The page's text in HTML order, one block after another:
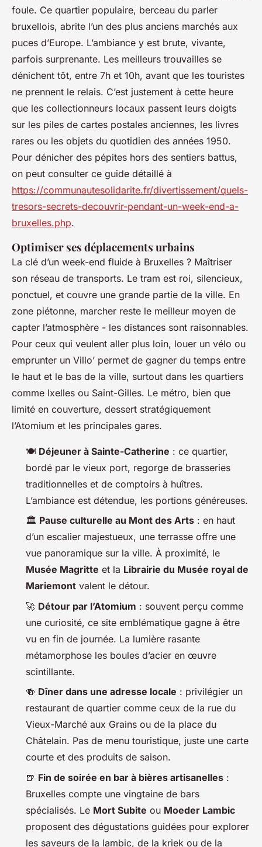
foule. Ce quartier populaire, berceau du parler
bruxellois, abrite l’un des plus anciens marchés aux
puces d’Europe. L’ambiance y est brute, vivante,
parfois surprenante. Les meilleurs trouvailles se
dénichent tôt, entre 7h et 10h, avant que les touristes
ne prennent le relais. C’est justement à cette heure
que les collectionneurs locaux passent leurs doigts
sur les piles de cartes postales anciennes, les livres
rares ou les objets du quotidien des années 1950.
Pour dénicher des pépites hors des sentiers battus,
on peut consulter ce guide détaillé à
https://communautesolidarite.fr/divertissement/quels-
tresors-secrets-decouvrir-pendant-un-week-end-a-
bruxelles.php.
Optimiser ses déplacements urbains
La clé d’un week-end fluide à Bruxelles ? Maîtriser
son réseau de transports. Le tram est roi, silencieux,
ponctuel, et couvre une grande partie de la ville. En
zone piétonne, marcher reste le meilleur moyen de
capter l’atmosphère - les distances sont raisonnables.
Pour ceux qui veulent aller plus loin, louer un vélo ou
emprunter un Villo’ permet de gagner du temps entre
le haut et le bas de la ville, surtout dans les quartiers
comme Ixelles ou Saint-Gilles. Le métro, bien que
limité en couverture, dessert stratégiquement
l’Atomium et les principales gares.
🍽️ Déjeuner à Sainte-Catherine : ce quartier,
bordé par le vieux port, regorge de brasseries
traditionnelles et de comptoirs à huîtres.
L’ambiance est détendue, les portions généreuses.
🏛️ Pause culturelle au Mont des Arts : en haut
d’un escalier majestueux, une terrasse offre une
vue panoramique sur la ville. À proximité, le
Musée Magritte et la Librairie du Musée royal de
Mariemont valent le détour.
🚀 Détour par l’Atomium : souvent perçu comme
une curiosité, ce site emblématique gagne à être
vu en fin de journée. La lumière rasante
métamorphose les boules d’acier en œuvre
scintillante.
🍻 Dîner dans une adresse locale : privilégier un
restaurant de quartier comme ceux de la rue du
Vieux-Marché aux Grains ou de la place du
Châtelain. Pas de menu touristique, juste une carte
courte et des produits de saison.
🍺 Fin de soirée en bar à bières artisanelles :
Bruxelles compte une vingtaine de bars
spécialisés. Le Mort Subite ou Moeder Lambic
proposent des dégustations guidées pour explorer
les saveurs de la lambic, de la kriek ou de la